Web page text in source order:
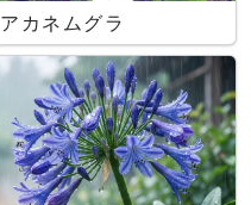
アカネムグラ